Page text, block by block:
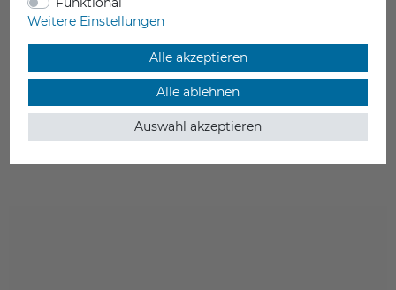
XYZprinting Hardened Steel Quick Release Extruder
XYZ da Vinci Color Mini
incl. 0.4 mm Stahldüse / gehärtet
119,00 €
Weitere Einstellungen
Alle akzeptieren
Alle ablehnen
Auswahl akzeptieren